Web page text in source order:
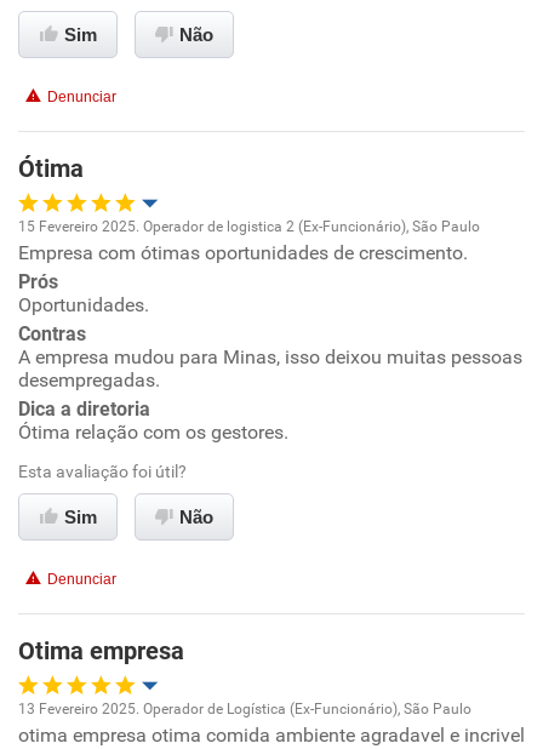
Conciliação com a vida familiar
Sim Não
Denunciar
Ótima
Oportunidade de promoção
Ambiente de trabalho
Conciliação com a vida familiar
Benefícios
Recomenda esta empresa
Recomenda a diretoria
15 Fevereiro 2025. Operador de logistica 2 (Ex-Funcionário), São Paulo
Empresa com ótimas oportunidades de crescimento.
Prós
Oportunidades.
Contras
A empresa mudou para Minas, isso deixou muitas pessoas
desempregadas.
Dica a diretoria
Ótima relação com os gestores.
Esta avaliação foi útil?
Sim Não
Denunciar
Otima empresa
Oportunidade de promoção
13 Fevereiro 2025. Operador de Logística (Ex-Funcionário), São Paulo
otima empresa otima comida ambiente agradavel e incrivel